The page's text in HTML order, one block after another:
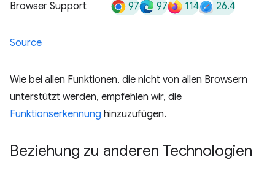
Browser Support 97 97 114 26.4
Source
Wie bei allen Funktionen, die nicht von allen Browsern
unterstützt werden, empfehlen wir, die
Funktionserkennung hinzuzufügen.
Beziehung zu anderen Technologien